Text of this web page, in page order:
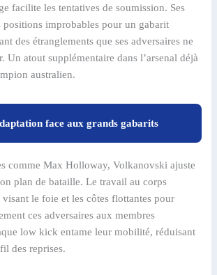
facilite les tentatives de soumission. Ses
positions improbables pour un gabarit
des étranglements que ses adversaires ne
Un atout supplémentaire dans l’arsenal déjà
australien.
face aux grands gabarits
comme Max Holloway, Volkanovski ajuste
plan de bataille. Le travail au corps
le foie et les côtes flottantes pour
ces adversaires aux membres
low kick entame leur mobilité, réduisant
des reprises.